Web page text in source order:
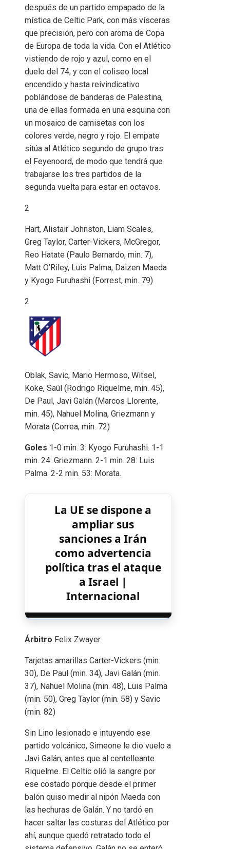
después de un partido empapado de la
mística de Celtic Park, con más vísceras
que precisión, pero con aroma de Copa
de Europa de toda la vida. Con el Atlético
vistiendo de rojo y azul, como en el
duelo del 74, y con el coliseo local
encendido y hasta reivindicativo
poblándose de banderas de Palestina,
una de ellas formada en una esquina con
un mosaico de camisetas con los
colores verde, negro y rojo. El empate
sitúa al Atlético segundo de grupo tras
el Feyenoord, de modo que tendrá que
trabajarse los tres partidos de la
segunda vuelta para estar en octavos.
2
Hart, Alistair Johnston, Liam Scales,
Greg Taylor, Carter-Vickers, McGregor,
Reo Hatate (Paulo Bernardo, min. 7),
Matt O’Riley, Luis Palma, Daizen Maeda
y Kyogo Furuhashi (Forrest, min. 79)
2
Oblak, Savic, Mario Hermoso, Witsel,
Koke, Saúl (Rodrigo Riquelme, min. 45),
De Paul, Javi Galán (Marcos Llorente,
min. 45), Nahuel Molina, Griezmann y
Morata (Correa, min. 72)
Goles 1-0 min. 3: Kyogo Furuhashi. 1-1
min. 24: Griezmann. 2-1 min. 28: Luis
Palma. 2-2 min. 53: Morata.
La UE se dispone a
ampliar sus
sanciones a Irán
como advertencia
política tras el ataque
a Israel |
Internacional
Árbitro Felix Zwayer
Tarjetas amarillas Carter-Vickers (min.
30), De Paul (min. 34), Javi Galán (min.
37), Nahuel Molina (min. 48), Luis Palma
(min. 50), Greg Taylor (min. 58) y Savic
(min. 82)
Sin Lino lesionado e intuyendo ese
partido volcánico, Simeone le dio vuelo a
Javi Galán, antes que al centelleante
Riquelme. El Celtic olió la sangre por
ese costado porque desde el primer
balón quiso medir al nipón Maeda con
las hechuras de Galán. Y no tardó en
hacer saltar las costuras del Atlético por
ahí, aunque quedó retratado todo el